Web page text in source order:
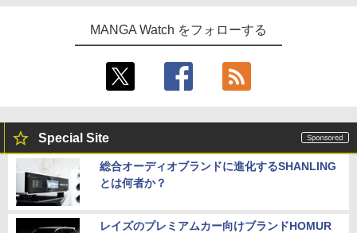
MANGA Watch をフォローする
Special Site
総合オーディオブランドに進化するSHANLING
とは何者か？
レイズのプレミアムカー向けブランドHOMUR